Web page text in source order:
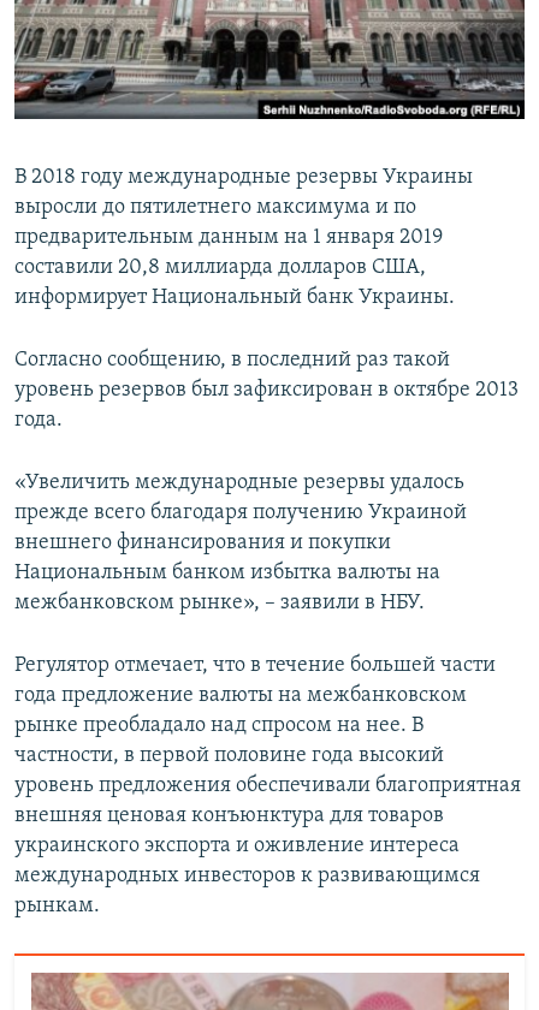
ПОБЕДИТЕЛЕЙ НЕ СУДЯТ?
КРЫМ.НЕПОКОРЕННЫЙ
ELIFBE
ПРИСОЕДИНЯЙТЕСЬ!
Все сайты RFE/RL
В 2018 году международные резервы Украины
выросли до пятилетнего максимума и по
предварительным данным на 1 января 2019
составили 20,8 миллиарда долларов США,
информирует Национальный банк Украины.
Согласно сообщению, в последний раз такой
уровень резервов был зафиксирован в октябре 2013
года.
«Увеличить международные резервы удалось
прежде всего благодаря получению Украиной
внешнего финансирования и покупки
Национальным банком избытка валюты на
межбанковском рынке», – заявили в НБУ.
Регулятор отмечает, что в течение большей части
года предложение валюты на межбанковском
рынке преобладало над спросом на нее. В
частности, в первой половине года высокий
уровень предложения обеспечивали благоприятная
внешняя ценовая конъюнктура для товаров
украинского экспорта и оживление интереса
международных инвесторов к развивающимся
рынкам.